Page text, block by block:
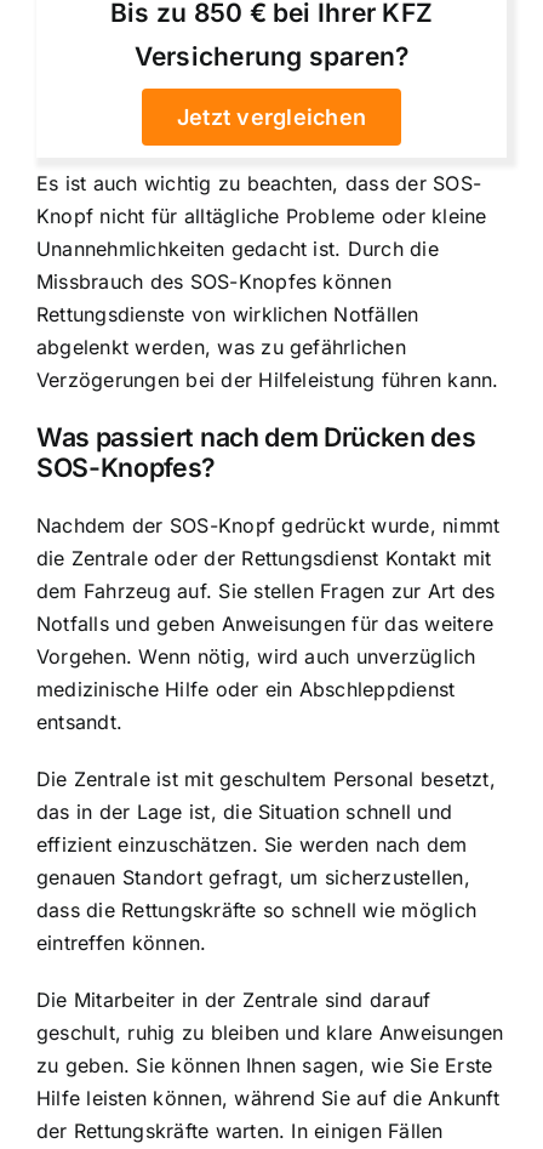
Bis zu 850 € bei Ihrer KFZ
Versicherung sparen?
Jetzt vergleichen
Es ist auch wichtig zu beachten, dass der SOS-
Knopf nicht für alltägliche Probleme oder kleine
Unannehmlichkeiten gedacht ist. Durch die
Missbrauch des SOS-Knopfes können
Rettungsdienste von wirklichen Notfällen
abgelenkt werden, was zu gefährlichen
Verzögerungen bei der Hilfeleistung führen kann.
Was passiert nach dem Drücken des
SOS-Knopfes?
Nachdem der SOS-Knopf gedrückt wurde, nimmt
die Zentrale oder der Rettungsdienst Kontakt mit
dem Fahrzeug auf. Sie stellen Fragen zur Art des
Notfalls und geben Anweisungen für das weitere
Vorgehen. Wenn nötig, wird auch unverzüglich
medizinische Hilfe oder ein Abschleppdienst
entsandt.
Die Zentrale ist mit geschultem Personal besetzt,
das in der Lage ist, die Situation schnell und
effizient einzuschätzen. Sie werden nach dem
genauen Standort gefragt, um sicherzustellen,
dass die Rettungskräfte so schnell wie möglich
eintreffen können.
Die Mitarbeiter in der Zentrale sind darauf
geschult, ruhig zu bleiben und klare Anweisungen
zu geben. Sie können Ihnen sagen, wie Sie Erste
Hilfe leisten können, während Sie auf die Ankunft
der Rettungskräfte warten. In einigen Fällen